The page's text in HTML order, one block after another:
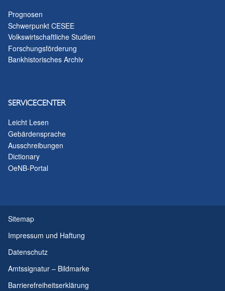
Prognosen
Schwerpunkt CESEE
Volkswirtschaftliche Studien
Forschungsförderung
Bankhistorisches Archiv
SERVICECENTER
Leicht Lesen
Gebärdensprache
Ausschreibungen
Dictionary
OeNB-Portal
Sitemap
Impressum und Haftung
Datenschutz
Amtssignatur – Bildmarke
Barrierefreiheitserklärung